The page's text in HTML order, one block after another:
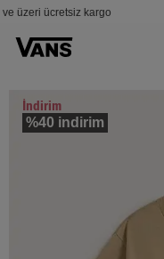
üzeri ücretsiz kargo
İndirim
%40 indirim